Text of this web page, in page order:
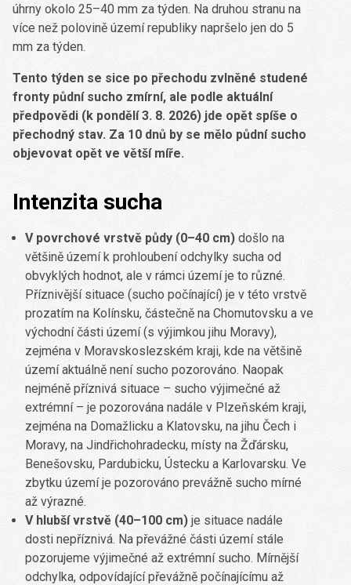
úhrny okolo 25–40 mm za týden. Na druhou stranu na
více než polovině území republiky napršelo jen do 5
mm za týden.
Tento týden se sice po přechodu zvlněné studené
fronty půdní sucho zmírní, ale podle aktuální
předpovědi (k pondělí 3. 8. 2026) jde opět spíše o
přechodný stav. Za 10 dnů by se mělo půdní sucho
objevovat opět ve větší míře.
Intenzita sucha
V povrchové vrstvě půdy (0–40 cm) došlo na
většině území k prohloubení odchylky sucha od
obvyklých hodnot, ale v rámci území je to různé.
Příznivější situace (sucho počínající) je v této vrstvě
prozatím na Kolínsku, částečně na Chomutovsku a ve
východní části území (s výjimkou jihu Moravy),
zejména v Moravskoslezském kraji, kde na většině
území aktuálně není sucho pozorováno. Naopak
nejméně příznivá situace – sucho výjimečné až
extrémní – je pozorována nadále v Plzeňském kraji,
zejména na Domažlicku a Klatovsku, na jihu Čech i
Moravy, na Jindřichohradecku, místy na Žďársku,
Benešovsku, Pardubicku, Ústecku a Karlovarsku. Ve
zbytku území je pozorováno prevážně sucho mírné
až výrazné.
V hlubší vrstvě (40–100 cm) je situace nadále
dosti nepříznivá. Na převážné části území stále
pozorujeme výjimečné až extrémní sucho. Mírnější
odchylka, odpovídající převážně počínajícímu až